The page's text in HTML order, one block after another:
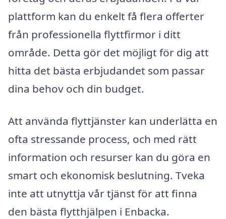
plattform kan du enkelt få flera offerter
från professionella flyttfirmor i ditt
område. Detta gör det möjligt för dig att
hitta det bästa erbjudandet som passar
dina behov och din budget.
Att använda flyttjänster kan underlätta en
ofta stressande process, och med rätt
information och resurser kan du göra en
smart och ekonomisk beslutning. Tveka
inte att utnyttja vår tjänst för att finna
den bästa flytthjälpen i Enbacka.